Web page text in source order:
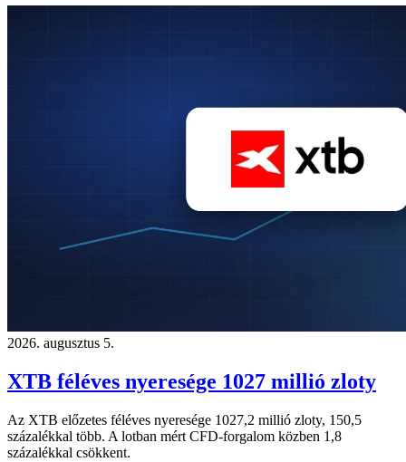
2026. augusztus 5.
XTB féléves nyeresége 1027 millió zloty
Az XTB előzetes féléves nyeresége 1027,2 millió zloty, 150,5
százalékkal több. A lotban mért CFD-forgalom közben 1,8
százalékkal csökkent.